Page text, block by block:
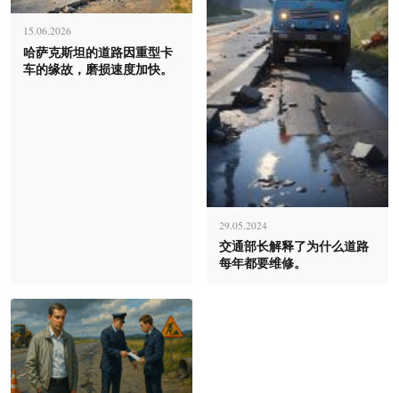
15.06.2026
哈萨克斯坦的道路因重型卡
车的缘故，磨损速度加快。
29.05.2024
交通部长解释了为什么道路
每年都要维修。